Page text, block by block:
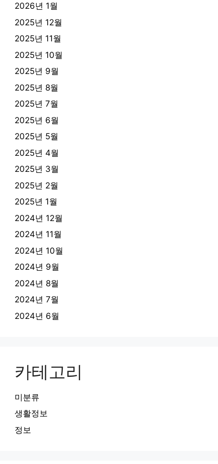
2026년 1월
2025년 12월
2025년 11월
2025년 10월
2025년 9월
2025년 8월
2025년 7월
2025년 6월
2025년 5월
2025년 4월
2025년 3월
2025년 2월
2025년 1월
2024년 12월
2024년 11월
2024년 10월
2024년 9월
2024년 8월
2024년 7월
2024년 6월
카테고리
미분류
생활정보
정보